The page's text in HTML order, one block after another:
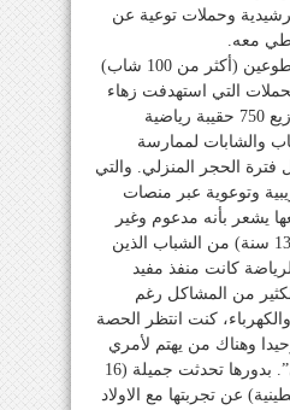
وحملات توعية عن
واللافت ان الشباب المتطوعين (أكثر من 100 شاب)
التي استهدفت زهاء
1000 ولد جرى خلالها توزيع 750 حقيبة رياضية
والشابات لممارسة
فترة الحجر المنزلي. والتي
وتوعوية عبر منصات
يشعر بأنه مدعوم وغير
متروك كما قال وسام (13 سنة) من الشباب الذين
كانت منفذ مفيد
من المشاكل رغم
كنت انتظر الحصة
وهناك من يهتم لأمري
ويتابع وضعي ويساعدني”. بدورها تحدثت جميلة (16
عن تجربتها مع الاولاد